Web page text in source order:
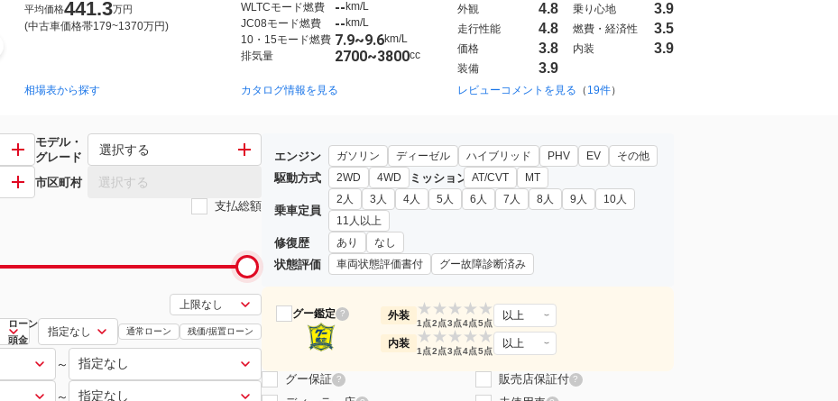
2005年8月~2012年12月（50） 2012年12月~2016年4月（33）
平均価格441.3万円
(中古車価格帯179~1370万円)
相場表から探す
WLTCモード燃費 -- km/L
JC08モード燃費
-- km/L
10・15モード燃費 7.9~9.6km/L
排気量
2700~3800cc
カタログ情報を見る
外観 4.8 乗り心地 3.9
走行性能 4.8 燃費・経済性 3.5
価格 3.8 内装 3.9
装備 3.9
レビューコメントを見る （ 19件）
モデル・
グレード
選択する
市区町村 選択する
支払総額
ローン
頭金
通常ローン 残価/据置ローン
～
～
エンジン ガソリン ディーゼル ハイブリッド PHV EV その他
駆動方式 2WD 4WD ミッション AT/CVT MT
乗車定員
2人 3人 4人 5人 6人 7人 8人 9人
10人
11人以上
修復歴 あり なし
状態評価 車両状態評価書付 グー故障診断済み
グー鑑定 ? 外装 ★
1点
★
2点
★
3点
★
4点
★
5点
以上
内装 ★
1点
★
2点
★
3点
★
4点
★
5点
以上
グー保証 ? 販売店保証付 ?